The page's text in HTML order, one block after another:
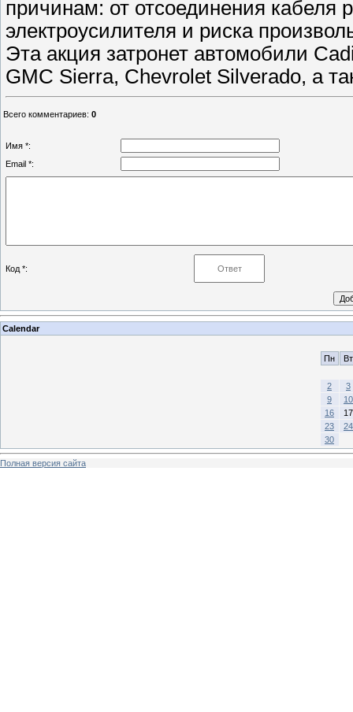
причинам: от отсоединения кабеля
электроусилителя и риска
Эта акция затронет автомобили
GMC Sierra, Chevrolet Silverado, а
Всего комментариев: 0
Имя *:
Email *:
Код *:
Calendar
Пн Вт
2
3
9
10
16
17
23
24
30
Полная версия сайта